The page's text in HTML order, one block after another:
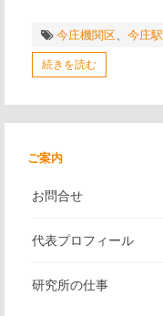
今庄機関区、 今庄駅
続きを読む
ご案内
お問合せ
代表プロフィール
研究所の仕事